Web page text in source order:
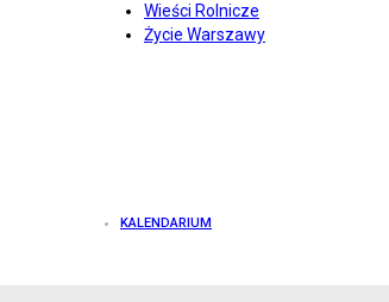
Wieści Rolnicze
Życie Warszawy
KALENDARIUM